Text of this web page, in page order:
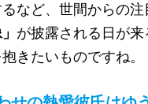
など、世間からの
が披露される日が
きたいものですね。